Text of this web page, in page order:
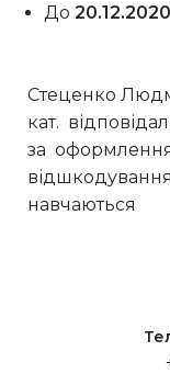
До
Стеценко
кат.
за оформлення
навчаються